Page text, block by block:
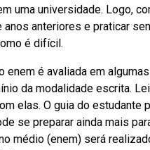
uma universidade. Logo,
anteriores e praticar
é difícil.
enem é avaliada em
da modalidade escrita.
elas. O guia do
se preparar ainda mais
médio (enem) será